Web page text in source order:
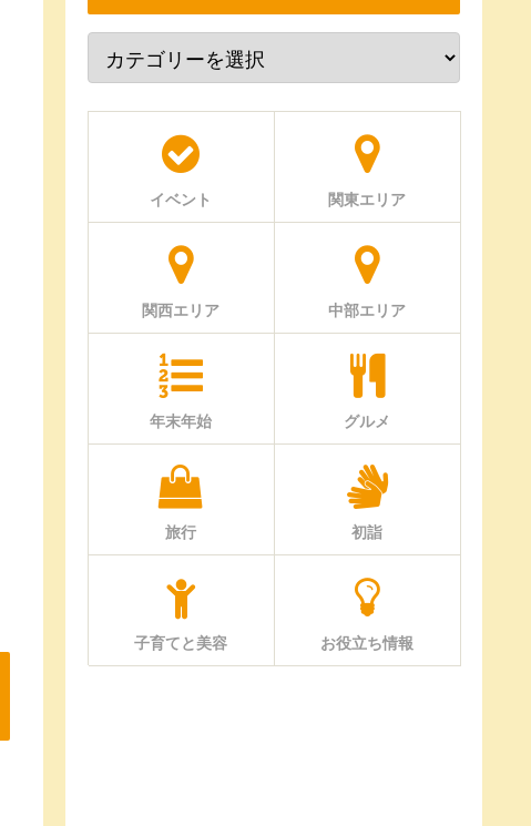
イベント 関東エリア
関西エリア 中部エリア
年末年始 グルメ
旅行 初詣
子育てと美容 お役立ち情報